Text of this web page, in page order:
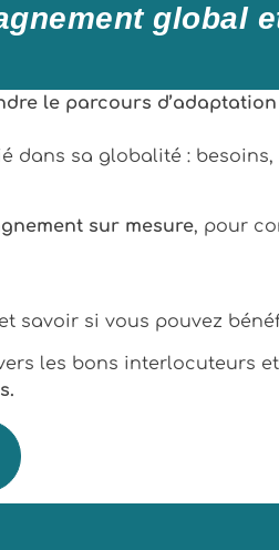
global
le parcours
dans sa globalité :
sur mesure, pour
savoir si vous pouvez
les bons interlocuteurs et